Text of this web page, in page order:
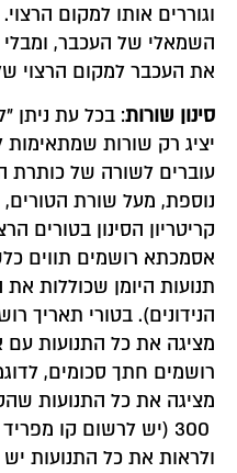
וגוררים אותו למקום
השמאלי של העכבר,
את העכבר למקום הרצוי
סינון שורות: בכל עת ניתן
יציג רק שורות שמתאימות
עוברים לשורה של
נוספת, מעל שורת
קריטריון הסינון בטורים
אסמכתא רושמים תווים
תנועות היומן שכוללות את
הנידונים). בטורי תאריך
מציגה את כל התנועות עם
רושמים חתך סכומים,
300 (יש לרשום קו
ולראות את כל התנועות